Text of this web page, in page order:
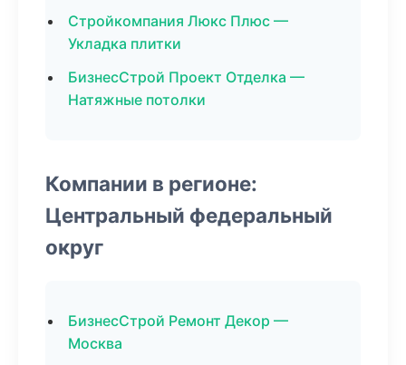
Стройкомпания Люкс Плюс —
Укладка плитки
БизнесСтрой Проект Отделка —
Натяжные потолки
Компании в регионе:
Центральный федеральный
округ
БизнесСтрой Ремонт Декор —
Москва